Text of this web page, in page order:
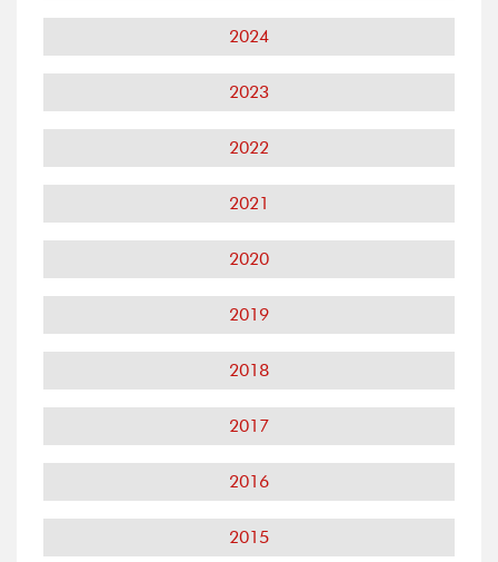
2024
2023
2022
2021
2020
2019
2018
2017
2016
2015